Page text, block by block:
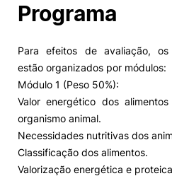
Programa
Para efeitos de avaliação, os
estão organizados por módulos:
Módulo 1 (Peso 50%):
Valor energético dos
organismo animal.
Necessidades nutritivas dos
Classificação dos alimentos.
Valorização energética e